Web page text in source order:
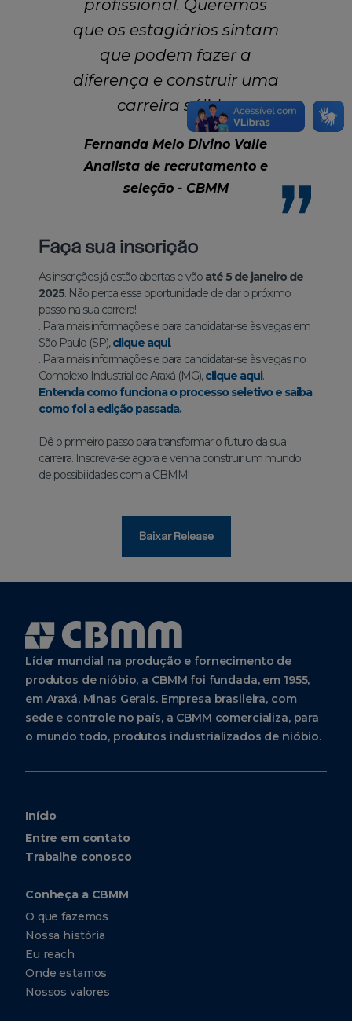
profissional. Queremos
que os estagiários sintam
que podem fazer a
diferença e construir uma
carreira sólida.
Fernanda Melo Divino Valle
Analista de recrutamento e
seleção - CBMM
Faça sua inscrição
As inscrições já estão abertas e vão até 5 de janeiro de
2025. Não perca essa oportunidade de dar o próximo
passo na sua carreira!
. Para mais informações e para candidatar-se às vagas em
São Paulo (SP),clique aqui.
. Para mais informações e para candidatar-se às vagas no
Complexo Industrial de Araxá (MG),clique aqui.
Entenda como funciona o processo seletivo e saiba
como foi a edição passada.
Dê o primeiro passo para transformar o futuro da sua
carreira. Inscreva-se agora e venha construir um mundo
de possibilidades com a CBMM!
Baixar Release
Líder mundial na produção e fornecimento de
produtos de nióbio, a CBMM foi fundada, em 1955,
em Araxá, Minas Gerais. Empresa brasileira, com
sede e controle no país, a CBMM comercializa, para
o mundo todo, produtos industrializados de nióbio.
Início
Entre em contato
Trabalhe conosco
Conheça a CBMM
O que fazemos
Nossa história
Eu reach
Onde estamos
Nossos valores